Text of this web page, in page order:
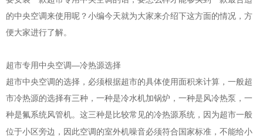
的中央空调来使用呢？小编今天就为大家来介绍下这方面的情况，方
便大家进行了解。
超市专用中央空调—冷热源选择
超市中央空调的选择，必须根据超市的具体使用面积来计算，一般超
市冷热源的选择有三种，一种是冷水机加锅炉，一种是风冷热泵，一
种是氟系统风管机。这三种是比较常见的冷热源系统，因为超市一般
位于小区旁边，因此空调的室外机噪音必须符合国家标准，不能给小